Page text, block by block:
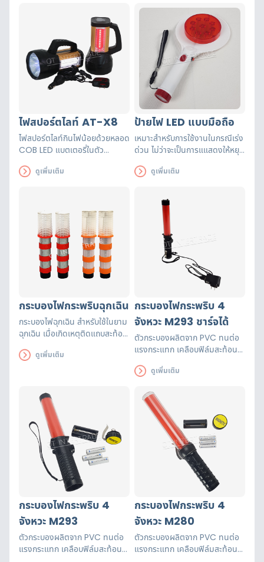
ไฟสปอร์ตไลท์ AT-X8
ไฟสปอร์ตไลท์กินไฟน้อยด้วยหลอด
COB LED แบตเตอรี่ในตัว
800 ลูเมนส์ ส่องไกลได้ระยะไกล
ดูเพิ่มเติม
ป้ายไฟ LED แบบมือถือ
เหมาะสำหรับการใช้งานในกรณีเร่ง
ด่วน ไม่ว่าจะเป็นการแแสดงให้หยุด
ขนาดเหมาะสม พกพาได้
ดูเพิ่มเติม
กระบองไฟกระพริบฉุกเฉิน
กระบองไฟฉุกเฉิน สำหรับใช้ในยาม
ฉุกเฉิน เมื่อเกิดเหตุติดแถบสะท้อน
ชัดเจน 1 ชุดมี 2 อัน
ดูเพิ่มเติม
กระบองไฟกระพริบ 4
จังหวะ M293 ชาร์จได้
ตัวกระบองผลิตจาก PVC ทนต่อ
แรงกระแทก เคลือบฟิล์มสะท้อน
– ไฟฉาย – นกหวีด ได้ด้วยปุ่ม
ดูเพิ่มเติม
กระบองไฟกระพริบ 4
จังหวะ M293
ตัวกระบองผลิตจาก PVC ทนต่อ
แรงกระแทก เคลือบฟิล์มสะท้อน
กระบองไฟกระพริบ 4
จังหวะ M280
ตัวกระบองผลิตจาก PVC ทนต่อ
แรงกระแทก เคลือบฟิล์มสะท้อน